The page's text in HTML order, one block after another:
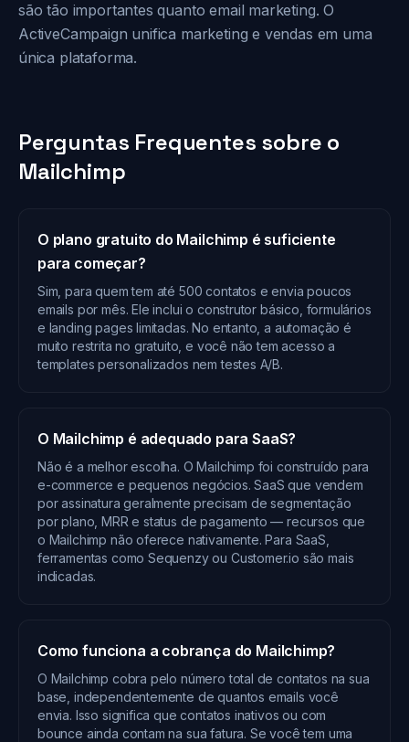
são tão importantes quanto email marketing. O
ActiveCampaign unifica marketing e vendas em uma
única plataforma.
Perguntas Frequentes sobre o
Mailchimp
O plano gratuito do Mailchimp é suficiente
para começar?
Sim, para quem tem até 500 contatos e envia poucos
emails por mês. Ele inclui o construtor básico, formulários
e landing pages limitadas. No entanto, a automação é
muito restrita no gratuito, e você não tem acesso a
templates personalizados nem testes A/B.
O Mailchimp é adequado para SaaS?
Não é a melhor escolha. O Mailchimp foi construído para
e-commerce e pequenos negócios. SaaS que vendem
por assinatura geralmente precisam de segmentação
por plano, MRR e status de pagamento — recursos que
o Mailchimp não oferece nativamente. Para SaaS,
ferramentas como Sequenzy ou Customer.io são mais
indicadas.
Como funciona a cobrança do Mailchimp?
O Mailchimp cobra pelo número total de contatos na sua
base, independentemente de quantos emails você
envia. Isso significa que contatos inativos ou com
bounce ainda contam na sua fatura. Se você tem uma